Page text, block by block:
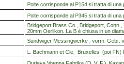
Polte corrisponde al P154 si tratta di una
Polte corrisponde al P345 si tratta di una
Bridgeport Brass Co., Bridgeport,
20mm Oerlikon. La B è chiusa in un
Sundwiger Messingwerke , vorm. Gebr.
L. Bachmann et Cie, Bruxelles (poi FN)